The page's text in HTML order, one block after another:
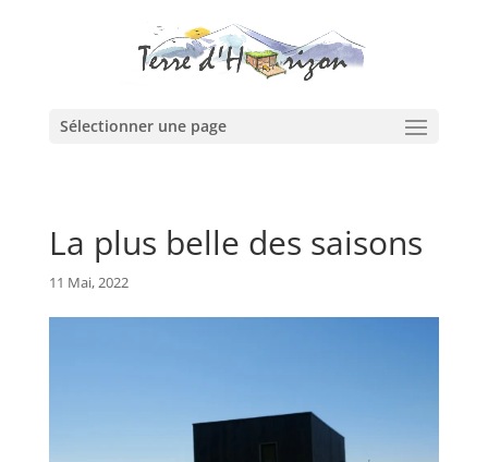
Sélectionner une page
La plus belle des saisons
11 Mai, 2022